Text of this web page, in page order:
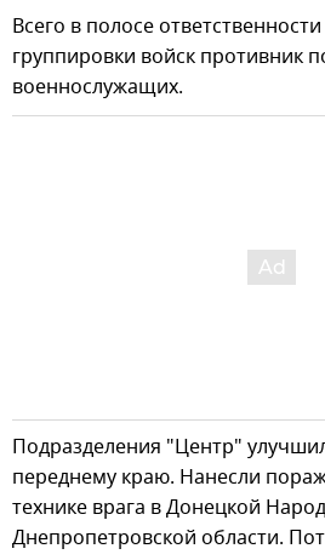
Всего в полосе
группировки войск противник
военнослужащих.
Подразделения "Центр"
переднему краю. Нанесли
технике врага в Донецкой
Днепропетровской области.